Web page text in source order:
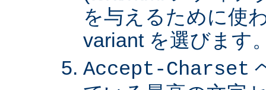
を与えるために使
variant を選びます
Accept-Charset